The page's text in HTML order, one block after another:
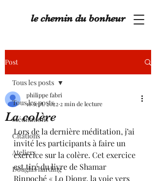
le chemin du bonheur
Post
Tous les posts
Méditations
Citations
Ateliers
Douglas harding
Tous les posts
La colère
philippe fabri
16 sept. 2022 2 min de lecture
Lors de la dernière méditation, j’ai
invité les participants à faire un
exercice sur la colère. Cet exercice
est tiré du livre de Shamar
Rinpoché « Lo Djong, la voie vers